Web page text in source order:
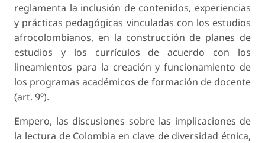
reglamenta la inclusión de contenidos, experiencias
y prácticas pedagógicas vinculadas con los estudios
afrocolombianos, en la construcción de planes de
estudios y los currículos de acuerdo con los
lineamientos para la creación y funcionamiento de
los programas académicos de formación de docente
(art. 9º).
Empero, las discusiones sobre las implicaciones de
la lectura de Colombia en clave de diversidad étnica,